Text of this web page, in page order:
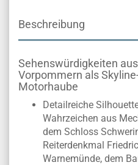
Beschreibung
Sehenswürdigkeiten
Vorpommern als
Motorhaube
Detailreiche
Wahrzeichen aus
dem Schloss
Reiterdenkmal
Warnemünde, dem